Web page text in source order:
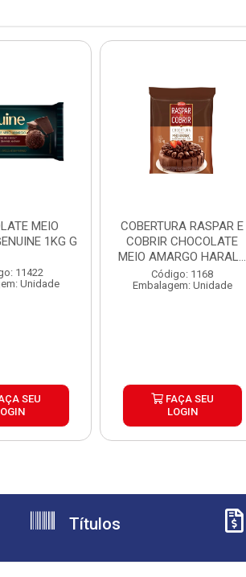
MEIO
1KG G
11422
Unidade
SEU
COBERTURA RASPAR E
COBRIR CHOCOLATE
MEIO AMARGO HARALD
5KG
Código: 1168
Embalagem: Unidade
FAÇA SEU
LOGIN
Títulos